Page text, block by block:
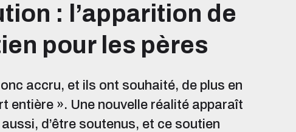
: l’apparition de
pour les pères
accru, et ils ont souhaité, de plus en
entière ». Une nouvelle réalité apparaît
d’être soutenus, et ce soutien